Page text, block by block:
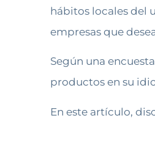
hábitos locales del
empresas que
Según una
productos en su
En este artículo,